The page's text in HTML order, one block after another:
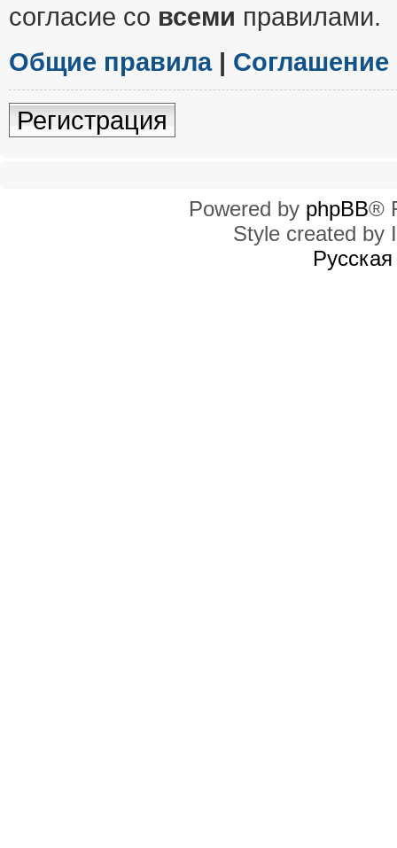
согласие со всеми правилами.
Общие правила|
Регистрация
Powered by phpBB®
Style created by